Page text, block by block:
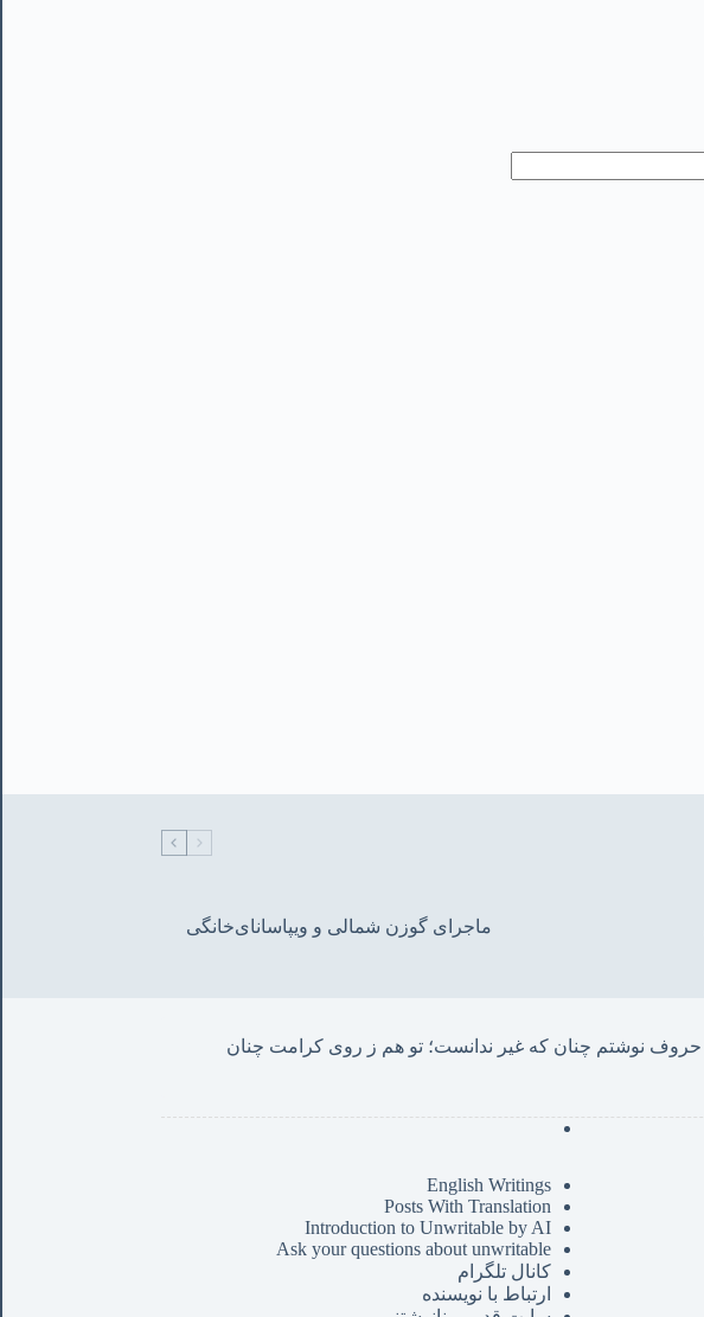
ماجرای گوزن شمالی و‌ ویپاسانای‌خانگی
English Writings
Posts With Translation
Introduction to Unwritable by AI
Ask your questions about unwritable
کانال تلگرام
ارتباط با نویسنده